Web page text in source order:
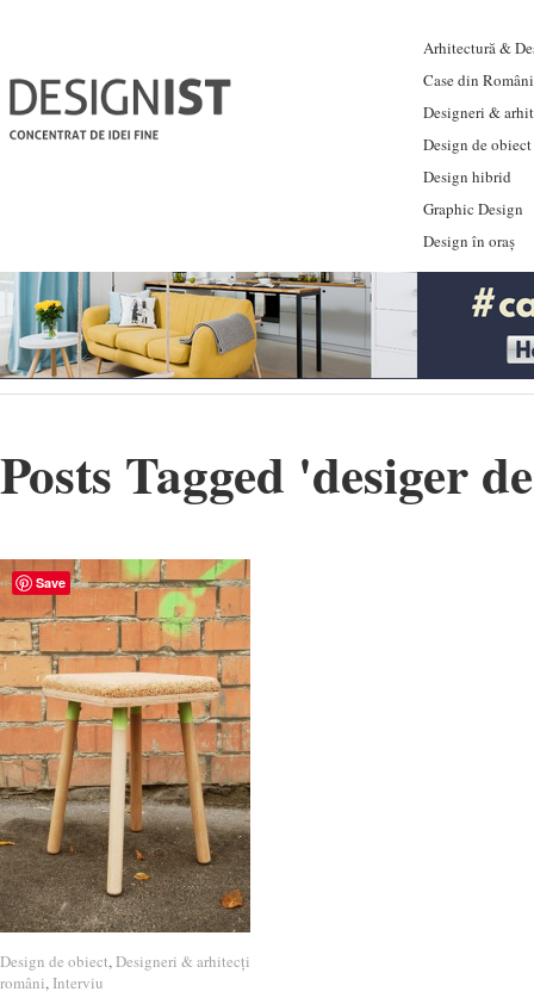
Arhitectură &
Case din
Designeri &
Design de obiect
Design hibrid
Graphic Design
Design în oraș
Posts Tagged 'desiger
Design de obiect,Designeri & arhitecți
români, Interviu
Design de obiect Designeri & arhitecți
români Interviu
Save